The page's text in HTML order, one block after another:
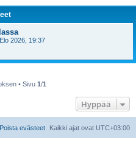
2026, 19:37
• Sivu 1/1
Hyppää
Kaikki ajat ovat UTC+03:00
Poista evästeet